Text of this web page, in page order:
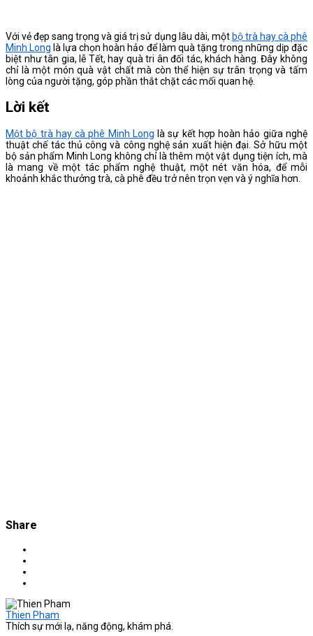
Với vẻ đẹp sang trọng và giá trị sử dụng lâu dài, một bộ trà hay cà phê
Minh Long là lựa chọn hoàn hảo để làm quà tặng trong những dịp đặc
biệt như tân gia, lễ Tết, hay quà tri ân đối tác, khách hàng. Đây không
chỉ là một món quà vật chất mà còn thể hiện sự trân trọng và tấm
lòng của người tặng, góp phần thắt chặt các mối quan hệ.
Lời kết
Một bộ trà hay cà phê Minh Long là sự kết hợp hoàn hảo giữa nghệ
thuật chế tác thủ công và công nghệ sản xuất hiện đại. Sở hữu một
bộ sản phẩm Minh Long không chỉ là thêm một vật dụng tiện ích, mà
là mang về một tác phẩm nghệ thuật, một nét văn hóa, để mỗi
khoảnh khắc thưởng trà, cà phê đều trở nên trọn vẹn và ý nghĩa hơn.
Share
Thien Pham
Thích sự mới lạ, năng động, khám phá.